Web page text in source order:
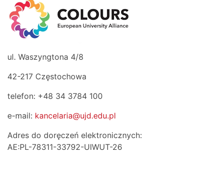
ul. Waszyngtona 4/8
42-217 Częstochowa
telefon: +48 34 3784 100
e-mail: kancelaria@ujd.edu.pl
Adres do doręczeń elektronicznych:
AE:PL-78311-33792-UIWUT-26